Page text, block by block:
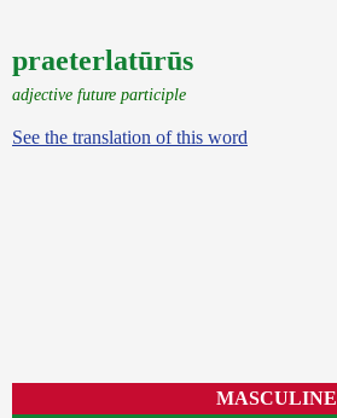
praeterlatūrūs
adjective future participle
See the translation of this word
MASCULINE